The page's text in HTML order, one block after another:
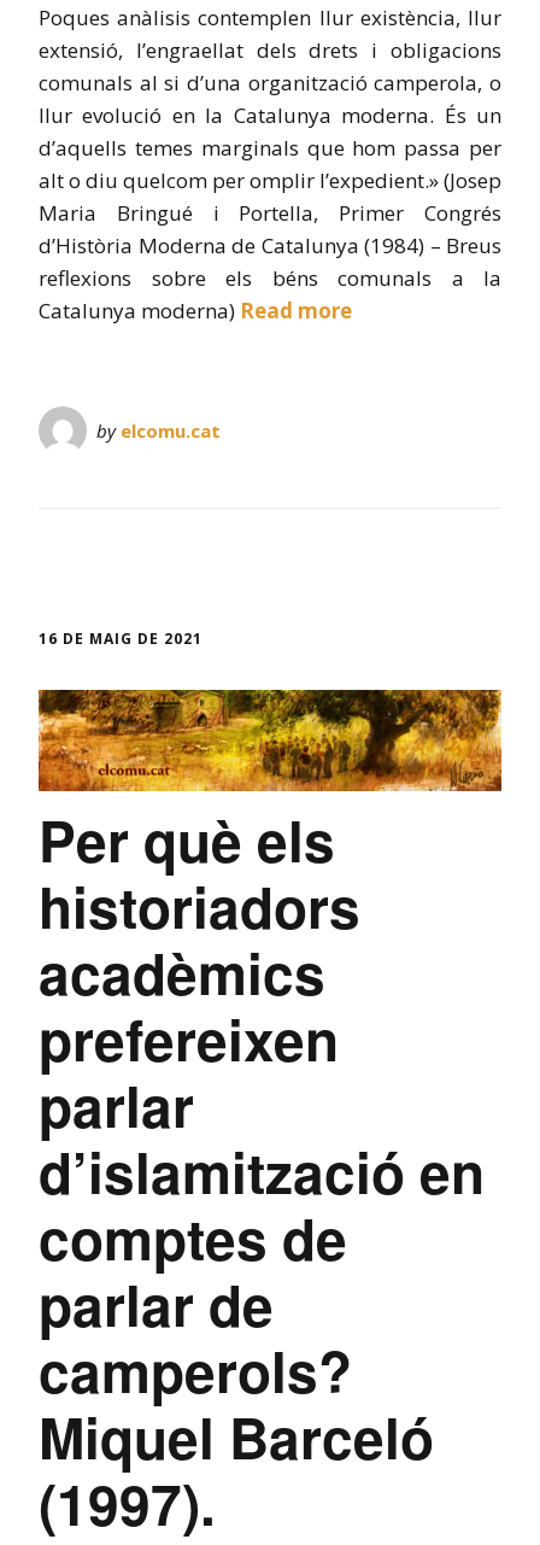
Poques anàlisis contemplen llur existència, llur
extensió, l’engraellat dels drets i obligacions
comunals al si d’una organització camperola, o
llur evolució en la Catalunya moderna. És un
d’aquells temes marginals que hom passa per
alt o diu quelcom per omplir l’expedient.» (Josep
Maria Bringué i Portella, Primer Congrés
d’Història Moderna de Catalunya (1984) – Breus
reflexions sobre els béns comunals a la
Catalunya moderna) Read more
by elcomu.cat
16 DE MAIG DE 2021
Per què els
historiadors
acadèmics
prefereixen
parlar
d’islamització en
comptes de
parlar de
camperols?
Miquel Barceló
(1997).